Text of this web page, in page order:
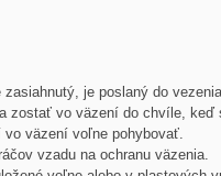
je poslaný do
zostať vo väzení do chvíle,
vo väzení voľne pohybovať.
vzadu na ochranu väzenia.